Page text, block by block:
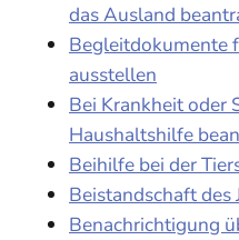
das Ausland
Begleitdokumente
ausstellen
Bei Krankheit oder
Haushaltshilfe
Beihilfe bei der
Beistandschaft des
Benachrichtigung